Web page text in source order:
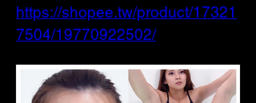
https://shopee.tw/product/17321
7504/19770922502/